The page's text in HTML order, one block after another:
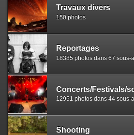
Travaux divers
150 photos
Reportages
18385 photos dans 67 sous-
Concerts/Festivals/
12951 photos dans 44 sous-
Shooting